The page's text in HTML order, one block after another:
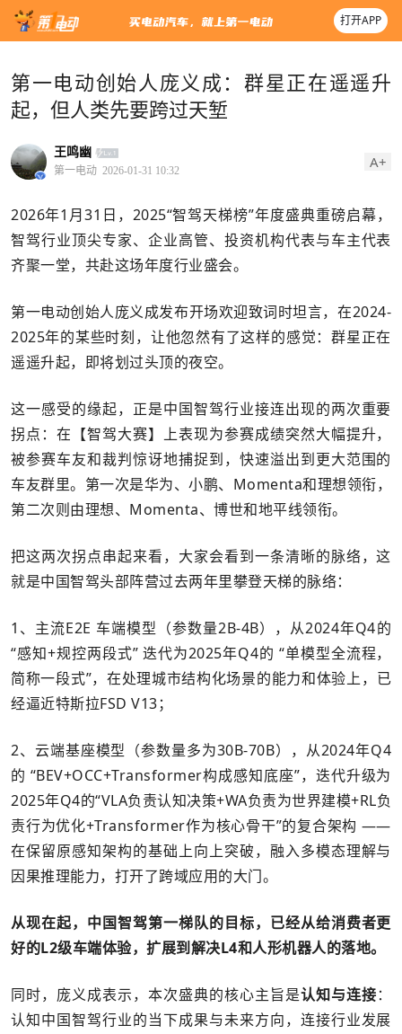
打开APP
第一电动创始人庞义成：群星正在遥遥升
起，但人类先要跨过天堑
王鸣幽
第一电动 2026-01-31 10:32 A+
2026年1月31日，2025“智驾天梯榜”年度盛典重磅启幕，
智驾行业顶尖专家、企业高管、投资机构代表与车主代表
齐聚一堂，共赴这场年度行业盛会。
第一电动创始人庞义成发布开场欢迎致词时坦言，在2024-
2025年的某些时刻，让他忽然有了这样的感觉：群星正在
遥遥升起，即将划过头顶的夜空。
这一感受的缘起，正是中国智驾行业接连出现的两次重要
拐点：在【智驾大赛】上表现为参赛成绩突然大幅提升，
被参赛车友和裁判惊讶地捕捉到，快速溢出到更大范围的
车友群里。第一次是华为、小鹏、Momenta和理想领衔，
第二次则由理想、Momenta、博世和地平线领衔。
把这两次拐点串起来看，大家会看到一条清晰的脉络，这
就是中国智驾头部阵营过去两年里攀登天梯的脉络：
1、主流E2E 车端模型（参数量2B-4B），从2024年Q4的
“感知+规控两段式” 迭代为2025年Q4的 “单模型全流程，
简称一段式”，在处理城市结构化场景的能力和体验上，已
经逼近特斯拉FSD V13；
2、云端基座模型（参数量多为30B-70B），从2024年Q4
的 “BEV+OCC+Transformer构成感知底座”，迭代升级为
2025年Q4的“VLA负责认知决策+WA负责为世界建模+RL负
责行为优化+Transformer作为核心骨干”的复合架构 ——
在保留原感知架构的基础上向上突破，融入多模态理解与
因果推理能力，打开了跨域应用的大门。
从现在起，中国智驾第一梯队的目标，已经从给消费者更
好的L2级车端体验，扩展到解决L4和人形机器人的落地。
同时，庞义成表示，本次盛典的核心主旨是认知与连接：
认知中国智驾行业的当下成果与未来方向，连接行业发展